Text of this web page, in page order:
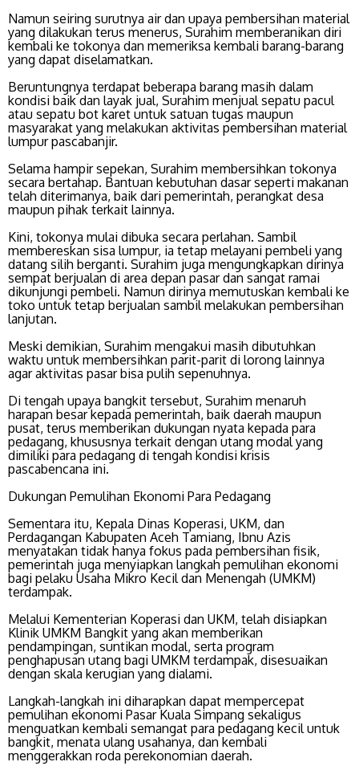
Namun seiring surutnya air dan upaya pembersihan material
yang dilakukan terus menerus, Surahim memberanikan diri
kembali ke tokonya dan memeriksa kembali barang-barang
yang dapat diselamatkan.
Beruntungnya terdapat beberapa barang masih dalam
kondisi baik dan layak jual, Surahim menjual sepatu pacul
atau sepatu bot karet untuk satuan tugas maupun
masyarakat yang melakukan aktivitas pembersihan material
lumpur pascabanjir.
Selama hampir sepekan, Surahim membersihkan tokonya
secara bertahap. Bantuan kebutuhan dasar seperti makanan
telah diterimanya, baik dari pemerintah, perangkat desa
maupun pihak terkait lainnya.
Kini, tokonya mulai dibuka secara perlahan. Sambil
membereskan sisa lumpur, ia tetap melayani pembeli yang
datang silih berganti. Surahim juga mengungkapkan dirinya
sempat berjualan di area depan pasar dan sangat ramai
dikunjungi pembeli. Namun dirinya memutuskan kembali ke
toko untuk tetap berjualan sambil melakukan pembersihan
lanjutan.
Meski demikian, Surahim mengakui masih dibutuhkan
waktu untuk membersihkan parit-parit di lorong lainnya
agar aktivitas pasar bisa pulih sepenuhnya.
Di tengah upaya bangkit tersebut, Surahim menaruh
harapan besar kepada pemerintah, baik daerah maupun
pusat, terus memberikan dukungan nyata kepada para
pedagang, khususnya terkait dengan utang modal yang
dimiliki para pedagang di tengah kondisi krisis
pascabencana ini.
Dukungan Pemulihan Ekonomi Para Pedagang
Sementara itu, Kepala Dinas Koperasi, UKM, dan
Perdagangan Kabupaten Aceh Tamiang, Ibnu Azis
menyatakan tidak hanya fokus pada pembersihan fisik,
pemerintah juga menyiapkan langkah pemulihan ekonomi
bagi pelaku Usaha Mikro Kecil dan Menengah (UMKM)
terdampak.
Melalui Kementerian Koperasi dan UKM, telah disiapkan
Klinik UMKM Bangkit yang akan memberikan
pendampingan, suntikan modal, serta program
penghapusan utang bagi UMKM terdampak, disesuaikan
dengan skala kerugian yang dialami.
Langkah-langkah ini diharapkan dapat mempercepat
pemulihan ekonomi Pasar Kuala Simpang sekaligus
menguatkan kembali semangat para pedagang kecil untuk
bangkit, menata ulang usahanya, dan kembali
menggerakkan roda perekonomian daerah.